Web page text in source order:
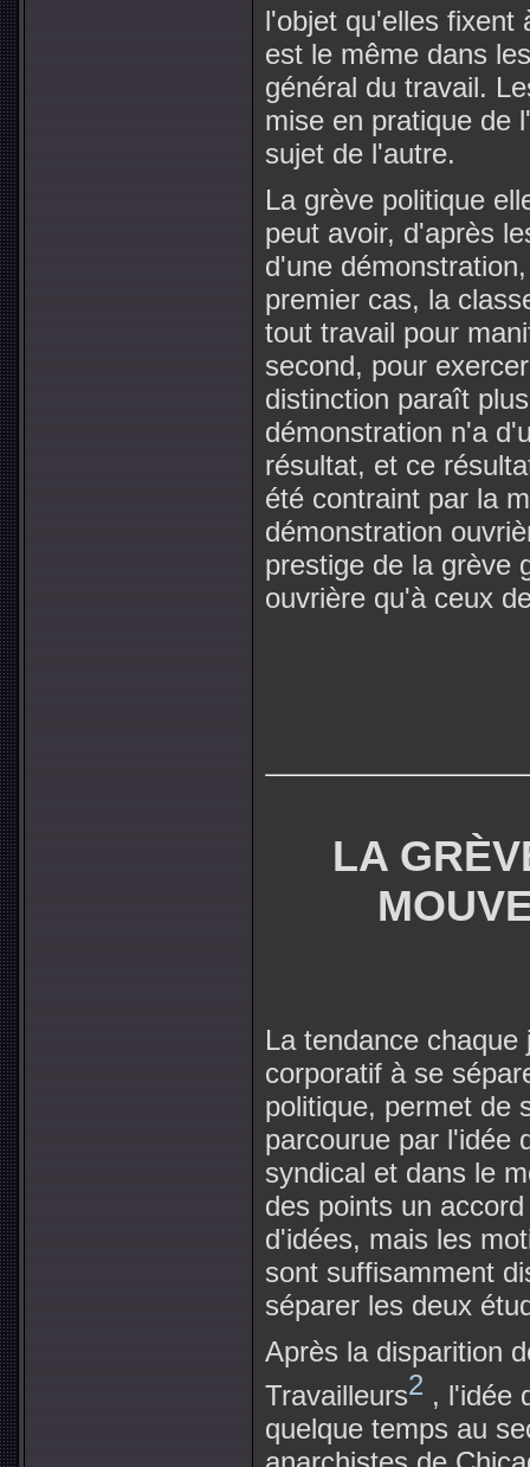
l'objet qu'elles fixent
est le même dans
général du travail.
mise en pratique de
sujet de l'autre.
La grève politique
peut avoir, d'après
d'une
premier cas, la
tout travail pour
second, pour
distinction paraît
démonstration n'a
résultat, et ce
été contraint par la
démonstration
prestige de la grève
ouvrière qu'à ceux
LA
La tendance
corporatif à se
politique, permet de
parcourue par l'idée
syndical et dans le
des points un
d'idées, mais les
sont suffisamment
séparer les deux
Après la disparition
Travailleurs2 , l'idée
quelque temps au